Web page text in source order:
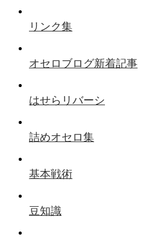
リンク集
オセロブログ新着記事
はせらリバーシ
詰めオセロ集
基本戦術
豆知識